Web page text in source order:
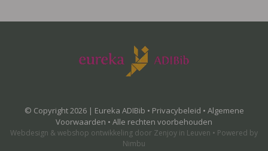
© Copyright 2026 | Eureka ADIBib • Privacybeleid • Algemene
Voorwaarden • Alle rechten voorbehouden
Webdesign & webshop ontwikkeling door Zenjoy in Leuven • Powered by
Nimbu